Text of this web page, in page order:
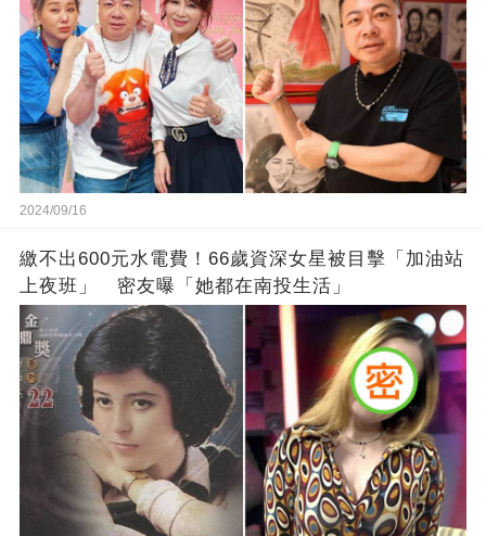
2024/09/16
繳不出600元水電費！66歲資深女星被目擊「加油站
上夜班」 密友曝「她都在南投生活」